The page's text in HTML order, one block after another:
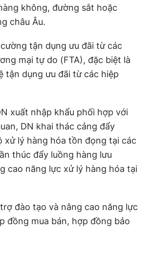
không, đường sắt hoặc
châu Âu.
tận dụng ưu đãi từ các
mại tự do (FTA), đặc biệt là
tận dụng ưu đãi từ các hiệp
xuất nhập khẩu phối hợp với
DN khai thác cảng đẩy
xử lý hàng hóa tồn đọng tại các
thúc đẩy luồng hàng lưu
cao năng lực xử lý hàng hóa tại
đào tạo và nâng cao năng lực
đồng mua bán, hợp đồng bảo